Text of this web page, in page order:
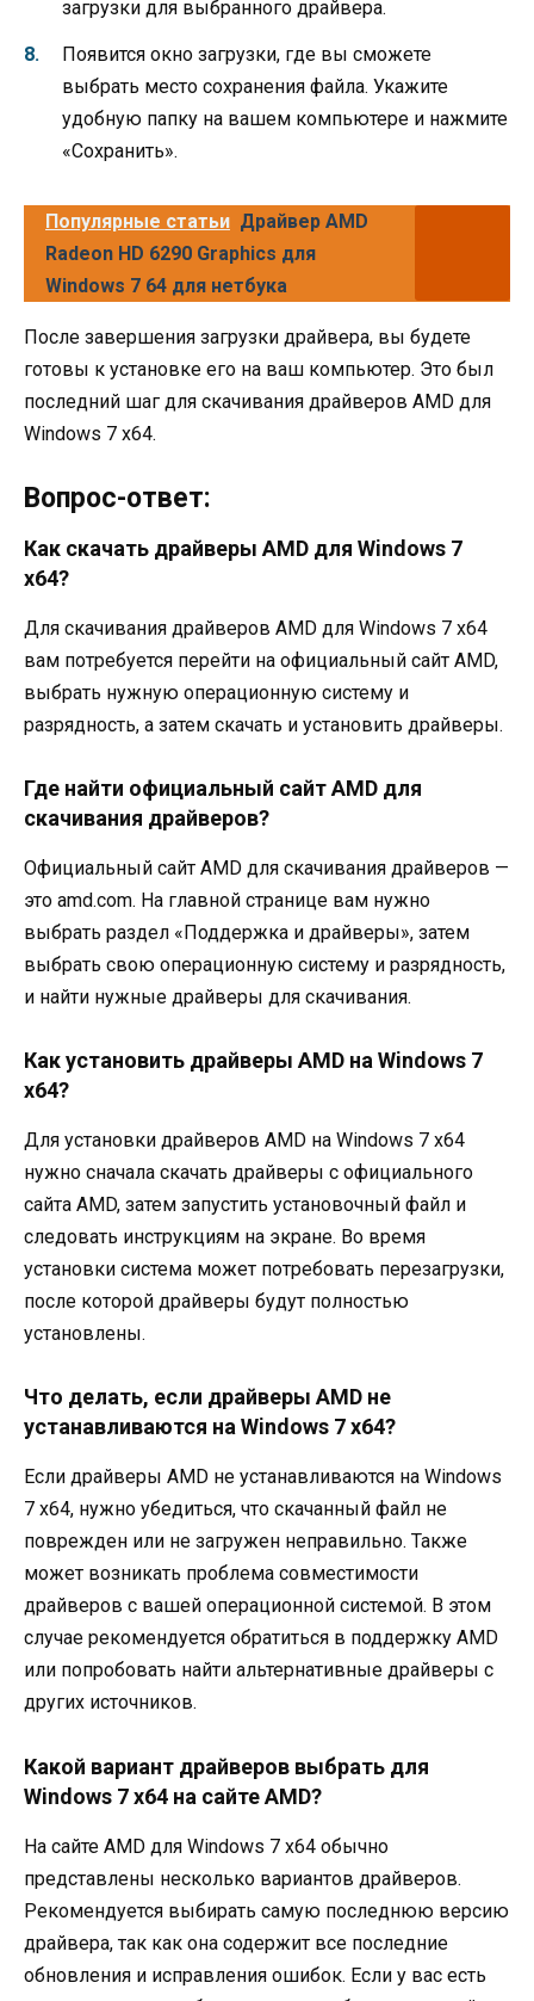
загрузки для выбранного драйвера.
Появится окно загрузки, где вы сможете
выбрать место сохранения файла. Укажите
удобную папку на вашем компьютере и нажмите
«Сохранить».
Популярные статьи Драйвер AMD
Radeon HD 6290 Graphics для
Windows 7 64 для нетбука
После завершения загрузки драйвера, вы будете
готовы к установке его на ваш компьютер. Это был
последний шаг для скачивания драйверов AMD для
Windows 7 x64.
Вопрос-ответ:
Как скачать драйверы AMD для Windows 7
x64?
Для скачивания драйверов AMD для Windows 7 x64
вам потребуется перейти на официальный сайт AMD,
выбрать нужную операционную систему и
разрядность, а затем скачать и установить драйверы.
Где найти официальный сайт AMD для
скачивания драйверов?
Официальный сайт AMD для скачивания драйверов —
это amd.com. На главной странице вам нужно
выбрать раздел «Поддержка и драйверы», затем
выбрать свою операционную систему и разрядность,
и найти нужные драйверы для скачивания.
Как установить драйверы AMD на Windows 7
x64?
Для установки драйверов AMD на Windows 7 x64
нужно сначала скачать драйверы с официального
сайта AMD, затем запустить установочный файл и
следовать инструкциям на экране. Во время
установки система может потребовать перезагрузки,
после которой драйверы будут полностью
установлены.
Что делать, если драйверы AMD не
устанавливаются на Windows 7 x64?
Если драйверы AMD не устанавливаются на Windows
7 x64, нужно убедиться, что скачанный файл не
поврежден или не загружен неправильно. Также
может возникать проблема совместимости
драйверов с вашей операционной системой. В этом
случае рекомендуется обратиться в поддержку AMD
или попробовать найти альтернативные драйверы с
других источников.
Какой вариант драйверов выбрать для
Windows 7 x64 на сайте AMD?
На сайте AMD для Windows 7 x64 обычно
представлены несколько вариантов драйверов.
Рекомендуется выбирать самую последнюю версию
драйвера, так как она содержит все последние
обновления и исправления ошибок. Если у вас есть